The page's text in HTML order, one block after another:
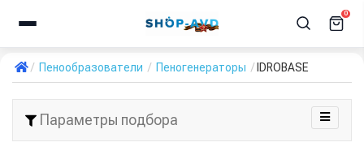
0
Пенообразователи Пеногенераторы IDROBASE
Параметры подбора